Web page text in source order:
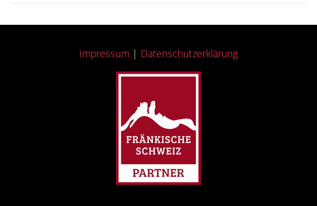
Impressum | Datenschutzerklärung